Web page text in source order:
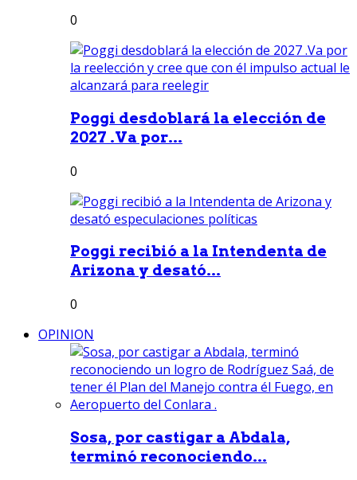
0
Poggi desdoblará la elección de
2027 .Va por...
0
Poggi recibió a la Intendenta de
Arizona y desató...
0
OPINION
Sosa, por castigar a Abdala,
terminó reconociendo...